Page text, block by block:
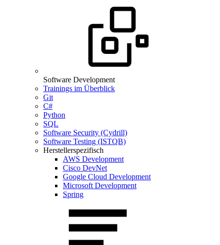
Software Development
Trainings im Überblick
Git
C#
Python
SQL
Software Security (Cydrill)
Software Testing (ISTQB)
Herstellerspezifisch
AWS Development
Cisco DevNet
Google Cloud Development
Microsoft Development
Spring